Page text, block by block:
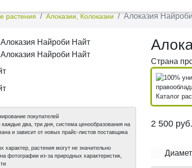
растения
Алоказии, Колоказии Алоказия
покупателей
два, три дня, система ценообразования на
и зависит от новых прайс-листов поставщика
растения могут не значительно
фотографии из-за природных характеристик,
Страна
Каталог
2 500 руб.